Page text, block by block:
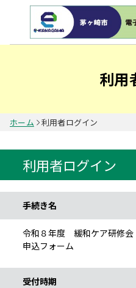
利用
ホーム 利用者ログイン
利用者ログイン
手続き名
令和８年度 緩和ケア研修会
申込フォーム
受付時期